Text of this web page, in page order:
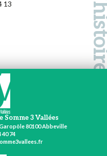
13
3 Vallées
80100 Abbeville
40 74